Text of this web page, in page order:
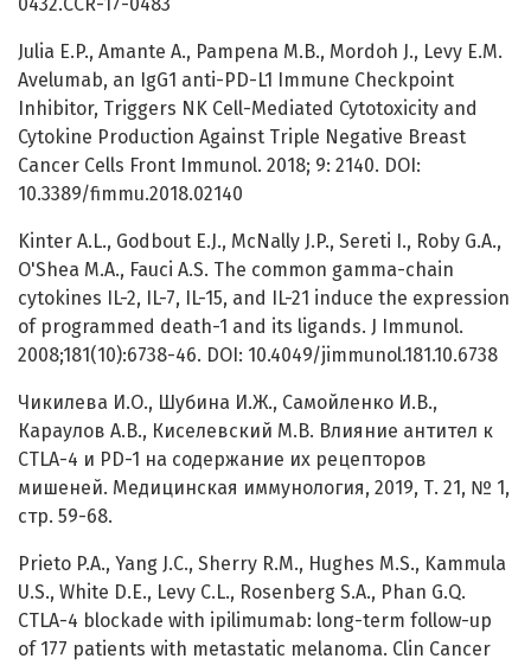
0432.CCR-17-0483
Julia E.P., Amante A., Pampena M.B., Mordoh J., Levy E.M.
Avelumab, an IgG1 anti-PD-L1 Immune Checkpoint
Inhibitor, Triggers NK Cell-Mediated Cytotoxicity and
Cytokine Production Against Triple Negative Breast
Cancer Cells Front Immunol. 2018; 9: 2140. DOI:
10.3389/fimmu.2018.02140
Kinter A.L., Godbout E.J., McNally J.P., Sereti I., Roby G.A.,
O'Shea M.A., Fauci A.S. The common gamma-chain
cytokines IL-2, IL-7, IL-15, and IL-21 induce the expression
of programmed death-1 and its ligands. J Immunol.
2008;181(10):6738-46. DOI: 10.4049/jimmunol.181.10.6738
Чикилева И.О., Шубина И.Ж., Самойленко И.В.,
Караулов А.В., Киселевский М.В. Влияние антител к
CTLA-4 и PD-1 на содержание их рецепторов
мишеней. Медицинская иммунология, 2019, Т. 21, № 1,
стр. 59-68.
Prieto P.A., Yang J.C., Sherry R.M., Hughes M.S., Kammula
U.S., White D.E., Levy C.L., Rosenberg S.A., Phan G.Q.
CTLA-4 blockade with ipilimumab: long-term follow-up
of 177 patients with metastatic melanoma. Clin Cancer